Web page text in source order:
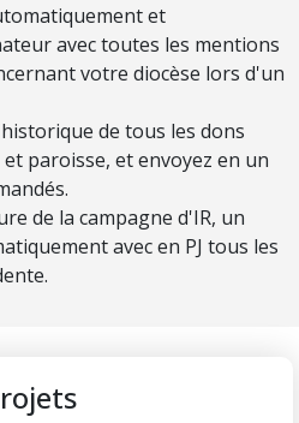
et
avec toutes les mentions
votre diocèse lors d'un
de tous les dons
paroisse, et envoyez en un
de la campagne d'IR, un
avec en PJ tous les